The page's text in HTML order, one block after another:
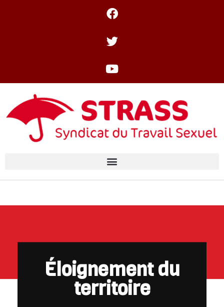
Éloignement du
territoire